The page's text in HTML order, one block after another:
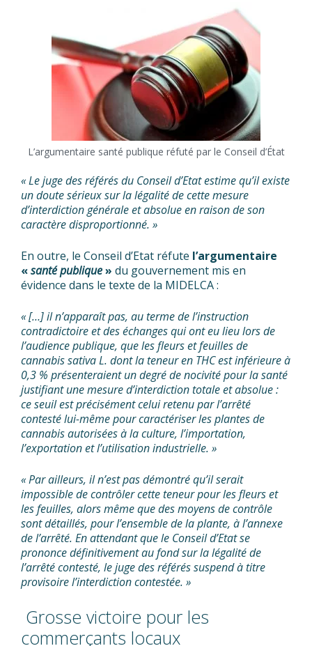
L’argumentaire santé publique réfuté par le Conseil d’État
« Le juge des référés du Conseil d’Etat estime qu’il existe
un doute sérieux sur la légalité de cette mesure
d’interdiction générale et absolue en raison de son
caractère disproportionné. »
En outre, le Conseil d’Etat réfute l’argumentaire
«santé publique» du gouvernement mis en
évidence dans le texte de la MIDELCA :
« […] il n’apparaît pas, au terme de l’instruction
contradictoire et des échanges qui ont eu lieu lors de
l’audience publique, que les fleurs et feuilles de
cannabis sativa L. dont la teneur en THC est inférieure à
0,3 % présenteraient un degré de nocivité pour la santé
justifiant une mesure d’interdiction totale et absolue :
ce seuil est précisément celui retenu par l’arrêté
contesté lui-même pour caractériser les plantes de
cannabis autorisées à la culture, l’importation,
l’exportation et l’utilisation industrielle. »
« Par ailleurs, il n’est pas démontré qu’il serait
impossible de contrôler cette teneur pour les fleurs et
les feuilles, alors même que des moyens de contrôle
sont détaillés, pour l’ensemble de la plante, à l’annexe
de l’arrêté. En attendant que le Conseil d’Etat se
prononce définitivement au fond sur la légalité de
l’arrêté contesté, le juge des référés suspend à titre
provisoire l’interdiction contestée. »
Grosse victoire pour les
commerçants locaux